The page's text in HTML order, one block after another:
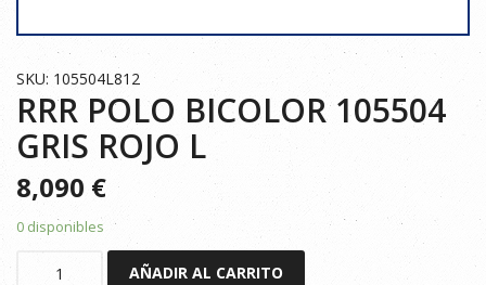
SKU: 105504L812
RRR POLO BICOLOR 105504
GRIS ROJO L
8,090 €
0 disponibles
AÑADIR AL CARRITO